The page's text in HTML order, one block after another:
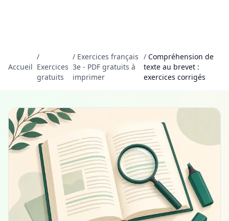
Accueil
/
Exercices
gratuits
/ Exercices français
3e - PDF gratuits à
imprimer
/ Compréhension de
texte au brevet :
exercices corrigés